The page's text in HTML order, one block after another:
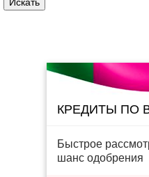
КРЕДИТЫ ПО
Быстрое
шанс одобрения